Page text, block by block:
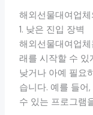
해외선물대여업체
1. 낮은 진입 장벽
해외선물대여업
래를 시작할 수 있
낮거나 아예 필요
습니다. 예를 들어
수 있는 프로그램